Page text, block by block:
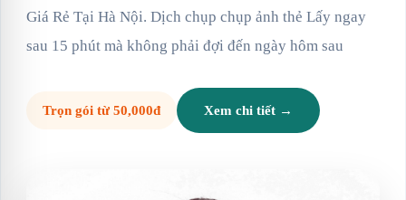
Giá Rẻ Tại Hà Nội. Dịch chụp chụp ảnh thẻ Lấy ngay
sau 15 phút mà không phải đợi đến ngày hôm sau
Trọn gói từ 50,000đ Xem chi tiết →